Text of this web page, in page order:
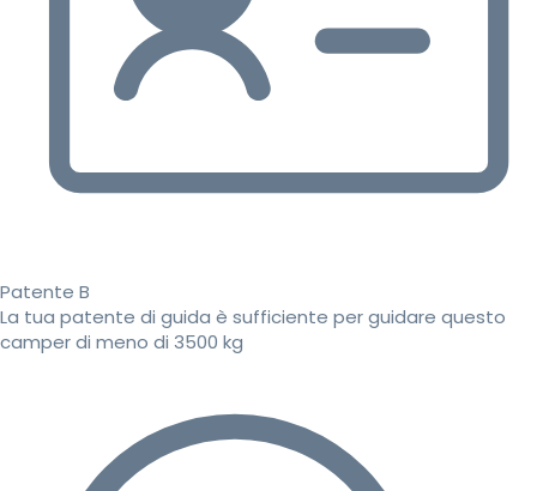
Patente B
La tua patente di guida è sufficiente per guidare questo
camper di meno di 3500 kg